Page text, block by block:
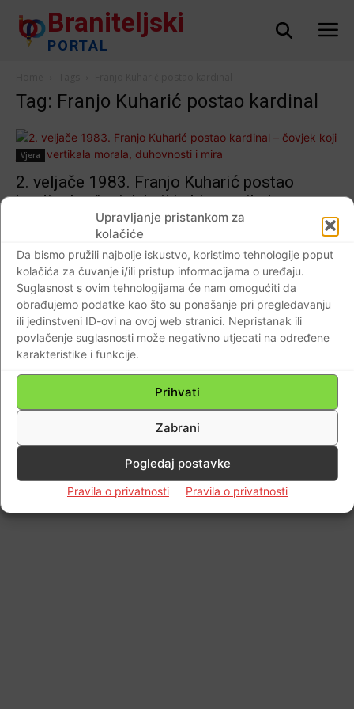
Upravljanje pristankom za
kolačiće
Da bismo pružili najbolje iskustvo, koristimo tehnologije poput
kolačića za čuvanje i/ili pristup informacijama o uređaju.
Suglasnost s ovim tehnologijama će nam omogućiti da
obrađujemo podatke kao što su ponašanje pri pregledavanju
ili jedinstveni ID-ovi na ovoj web stranici. Nepristanak ili
povlačenje suglasnosti može negativno utjecati na određene
karakteristike i funkcije.
Prihvati
Zabrani
Pogledaj postavke
Pravila o privatnosti Pravila o privatnosti
Braniteljski
PORTAL
Tag: Franjo Kuharić postao kardinal
Vjera
2. veljače 1983. Franjo Kuharić postao
kardinal – čovjek koji je bio vertikala
morala, duhovnosti i mira
Impressum Kontaktirajte nas Pravila o privatnosti
© Newspaper WordPress Theme by TagDiv